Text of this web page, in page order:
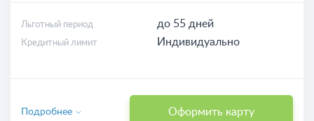
Льготный период до 55 дней
Кредитный лимит Индивидуально
Оформить карту
Подробнее